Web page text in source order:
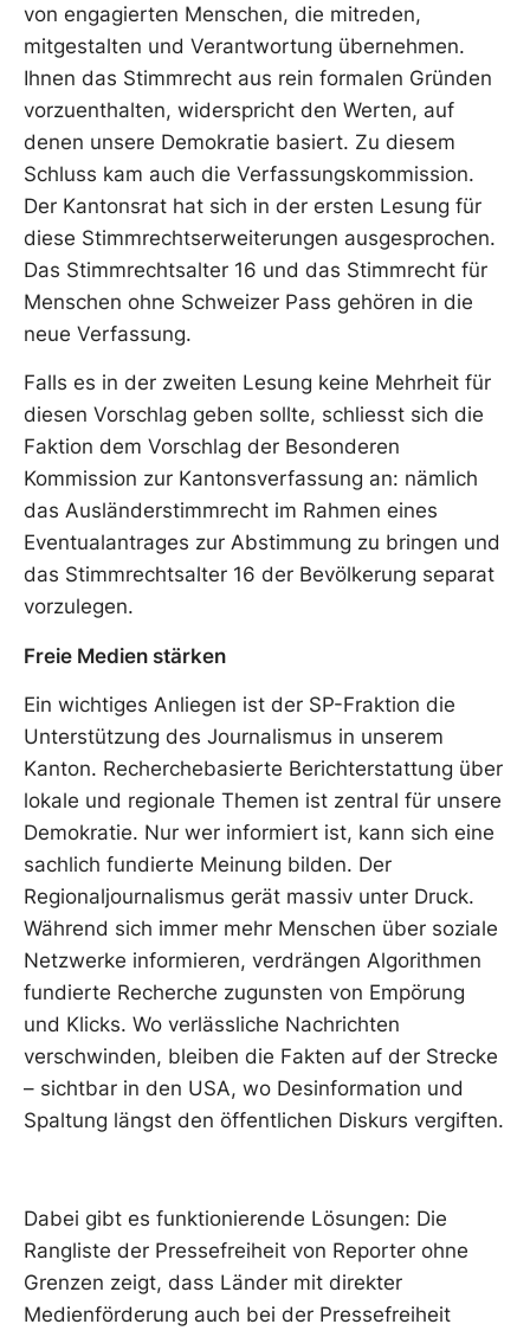
von engagierten Menschen, die mitreden,
mitgestalten und Verantwortung übernehmen.
Ihnen das Stimmrecht aus rein formalen Gründen
vorzuenthalten, widerspricht den Werten, auf
denen unsere Demokratie basiert. Zu diesem
Schluss kam auch die Verfassungskommission.
Der Kantonsrat hat sich in der ersten Lesung für
diese Stimmrechtserweiterungen ausgesprochen.
Das Stimmrechtsalter 16 und das Stimmrecht für
Menschen ohne Schweizer Pass gehören in die
neue Verfassung.
Falls es in der zweiten Lesung keine Mehrheit für
diesen Vorschlag geben sollte, schliesst sich die
Faktion dem Vorschlag der Besonderen
Kommission zur Kantonsverfassung an: nämlich
das Ausländerstimmrecht im Rahmen eines
Eventualantrages zur Abstimmung zu bringen und
das Stimmrechtsalter 16 der Bevölkerung separat
vorzulegen.
Freie Medien stärken
Ein wichtiges Anliegen ist der SP-Fraktion die
Unterstützung des Journalismus in unserem
Kanton. Recherchebasierte Berichterstattung über
lokale und regionale Themen ist zentral für unsere
Demokratie. Nur wer informiert ist, kann sich eine
sachlich fundierte Meinung bilden. Der
Regionaljournalismus gerät massiv unter Druck.
Während sich immer mehr Menschen über soziale
Netzwerke informieren, verdrängen Algorithmen
fundierte Recherche zugunsten von Empörung
und Klicks. Wo verlässliche Nachrichten
verschwinden, bleiben die Fakten auf der Strecke
– sichtbar in den USA, wo Desinformation und
Spaltung längst den öffentlichen Diskurs vergiften.
Dabei gibt es funktionierende Lösungen: Die
Rangliste der Pressefreiheit von Reporter ohne
Grenzen zeigt, dass Länder mit direkter
Medienförderung auch bei der Pressefreiheit